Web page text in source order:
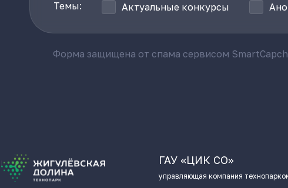
Темы: Актуальные конкурсы
Форма защищена от спама сервисом
ГАУ «ЦИК СО»
управляющая компания